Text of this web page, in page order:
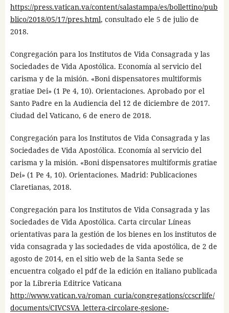
https://press.vatican.va/content/salastampa/es/bollettino/pub
blico/2018/05/17/pres.html, consultado ele 5 de julio de
2018.
Congregación para los Institutos de Vida Consagrada y las
Sociedades de Vida Apostólica. Economía al servicio del
carisma y de la misión. «Boni dispensatores multiformis
gratiae Dei» (1 Pe 4, 10). Orientaciones. Aprobado por el
Santo Padre en la Audiencia del 12 de diciembre de 2017.
Ciudad del Vaticano, 6 de enero de 2018.
Congregación para los Institutos de Vida Consagrada y las
Sociedades de Vida Apostólica. Economía al servicio del
carisma y la misión. «Boni dispensatores multiformis gratiae
Dei» (1 Pe 4, 10). Orientaciones. Madrid: Publicaciones
Claretianas, 2018.
Congregación para los Institutos de Vida Consagrada y las
Sociedades de Vida Apostólica. Carta circular Líneas
orientativas para la gestión de los bienes en los institutos de
vida consagrada y las sociedades de vida apostólica, de 2 de
agosto de 2014, en el sitio web de la Santa Sede se
encuentra colgado el pdf de la edición en italiano publicada
por la Libreria Editrice Vaticana
http://www.vatican.va/roman_curia/congregations/ccscrlife/
documents/CIVCSVA_lettera-circolare-gesione-